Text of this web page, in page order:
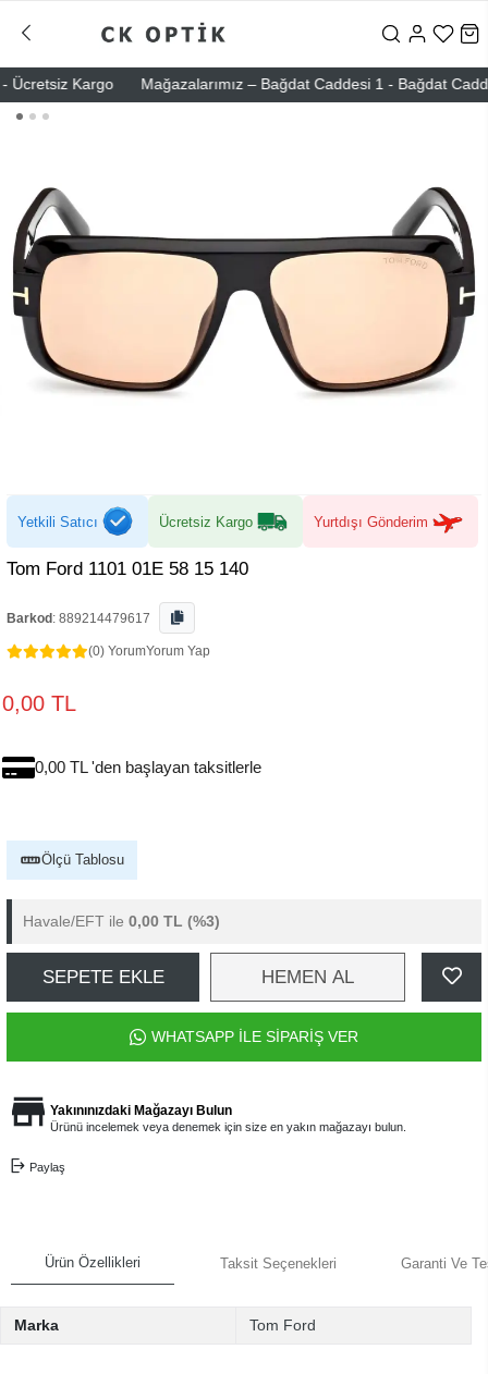
Kargo Mağazalarımız – Bağdat Caddesi 1 - Bağdat
Yetkili Satıcı Ücretsiz Kargo Yurtdışı Gönderim
Tom Ford 1101 01E 58 15 140
Barkod : 889214479617
(0) YorumYorum Yap
0,00 TL
0,00 TL 'den başlayan taksitlerle
Ölçü Tablosu
Havale/EFT ile 0,00 TL (%3)
SEPETE EKLE HEMEN AL
WHATSAPP İLE SİPARİŞ VER
Yakınınızdaki Mağazayı Bulun
Ürünü incelemek veya denemek için size en yakın mağazayı bulun.
Paylaş
Ürün Özellikleri Taksit Seçenekleri Garanti Ve
Marka Tom Ford